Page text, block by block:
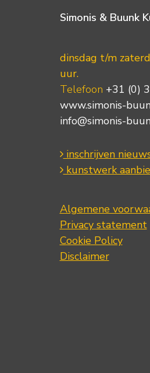
Simonis & Buunk
dinsdag t/m
uur.
Telefoon +31 (0)
www.simonis-
info@simonis-
inschrijven
kunstwerk
Algemene
Privacy statement
Cookie Policy
Disclaimer